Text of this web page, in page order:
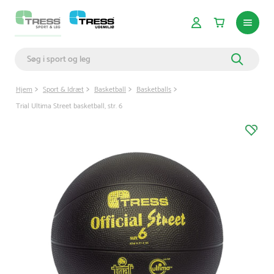
Hjem Sport & Idræt Basketball
Basketballs
Trial Ultima Street basketball, str. 6